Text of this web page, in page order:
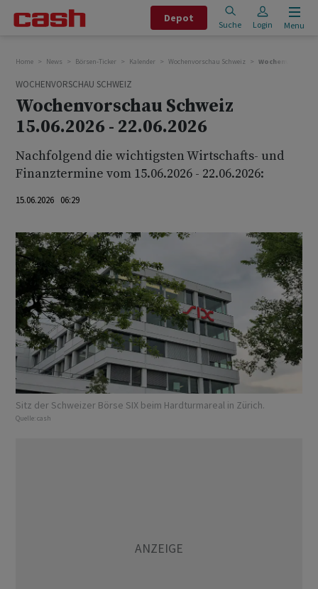
Depot
Suche Login Menu
Home News Börsen-Ticker Kalender Wochenvorschau Schweiz Wochenvorschau
WOCHENVORSCHAU SCHWEIZ
Wochenvorschau Schweiz
15.06.2026 - 22.06.2026
Nachfolgend die wichtigsten Wirtschafts- und
Finanztermine vom 15.06.2026 - 22.06.2026:
15.06.2026 06:29
Sitz der Schweizer Börse SIX beim Hardturmareal in Zürich.
Quelle: cash